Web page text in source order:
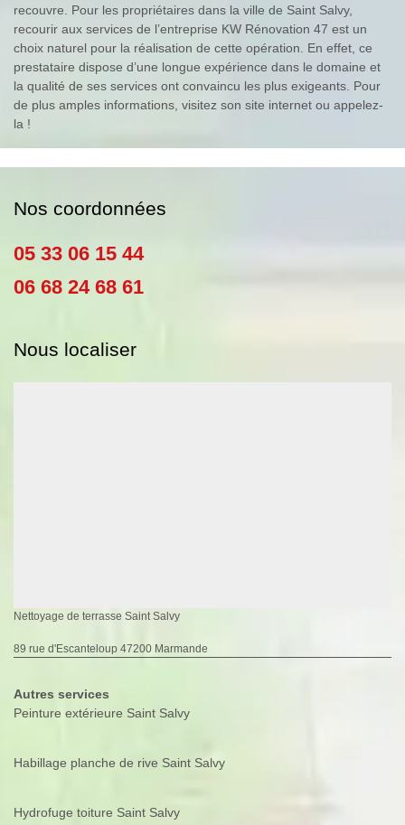
recouvre. Pour les propriétaires dans la ville de Saint Salvy,
recourir aux services de l’entreprise KW Rénovation 47 est un
choix naturel pour la réalisation de cette opération. En effet, ce
prestataire dispose d’une longue expérience dans le domaine et
la qualité de ses services ont convaincu les plus exigeants. Pour
de plus amples informations, visitez son site internet ou appelez-
la !
Nos coordonnées
05 33 06 15 44
06 68 24 68 61
Nous localiser
Nettoyage de terrasse Saint Salvy
89 rue d'Escanteloup 47200 Marmande
Autres services
Peinture extérieure Saint Salvy
Habillage planche de rive Saint Salvy
Hydrofuge toiture Saint Salvy